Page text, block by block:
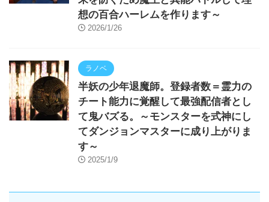
想の百合ハーレムを作ります～
2026/1/26
ラノベ
半妖の少年退魔師。登録者数＝霊力の
チート能力に覚醒して最強配信者とし
て鬼バズる。～モンスターを式神にし
てダンジョンマスターに成り上がりま
す～
2025/1/9